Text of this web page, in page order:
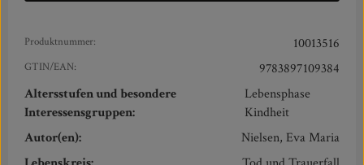
Produktnummer: 10013516
GTIN/EAN:
9783897109384
Altersstufen und besondere
Interessensgruppen:
Lebensphase
Kindheit
Autor(en):
Nielsen, Eva Maria